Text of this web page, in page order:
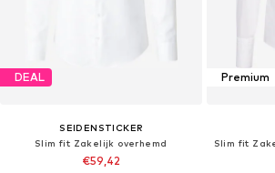
DEAL
SEIDENSTICKER
Slim fit Zakelijk overhemd
€59,42
Premium